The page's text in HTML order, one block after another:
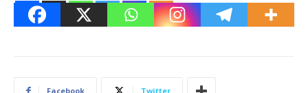
Facebook Twitter